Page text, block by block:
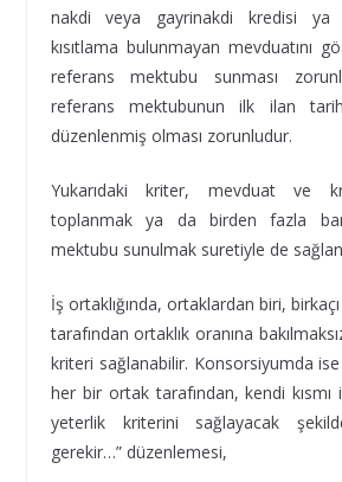
nakdi veya gayrinakdi kredisi ya
kısıtlama bulunmayan mevduatını
referans mektubu sunması
referans mektubunun ilk ilan
düzenlenmiş olması zorunludur.
Yukarıdaki kriter, mevduat ve
toplanmak ya da birden fazla
mektubu sunulmak suretiyle de
İş ortaklığında, ortaklardan biri,
tarafından ortaklık oranına
kriteri sağlanabilir. Konsorsiyumda
her bir ortak tarafından, kendi kısmı
yeterlik kriterini sağlayacak
gerekir…” düzenlemesi,